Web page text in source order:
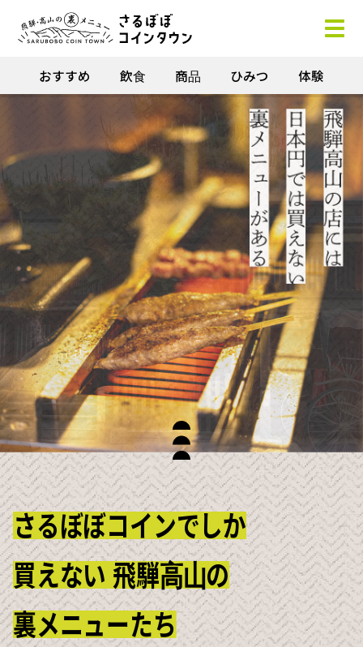
ホーム
商品
コンセプト
コイン
おすすめ 飲食 商品 ひみつ 体験
さるぼぼコインでしか
買えない 飛騨高山の
裏メニューたち